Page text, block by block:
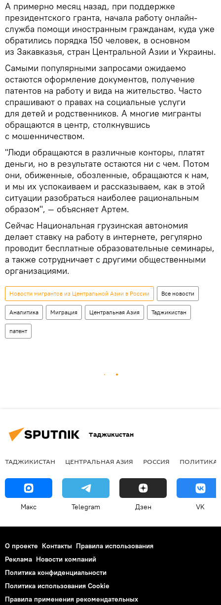
А примерно месяц назад, при поддержке
президентского гранта, начала работу онлайн-
служба помощи иностранным гражданам, куда уже
обратились порядка 150 человек, в основном
из Закавказья, стран Центральной Азии и Украины.
Самыми популярными запросами ожидаемо
остаются оформление документов, получение
патентов на работу и вида на жительство. Часто
спрашивают о правах на социальные услуги
для детей и родственников. А многие мигранты
обращаются в центр, столкнувшись
с мошенничеством.
"Люди обращаются в различные конторы, платят
деньги, но в результате остаются ни с чем. Потом
они, обиженные, обозленные, обращаются к нам,
и мы их успокаиваем и рассказываем, как в этой
ситуации разобраться наиболее рациональным
образом", — объясняет Артем.
Сейчас Национальная грузинская автономия
делает ставку на работу в интернете, регулярно
проводит бесплатные образовательные семинары,
а также сотрудничает с другими общественными
организациями.
Новости мигрантов из Центральной Азии в России Все новости
Аналитика Миграция Центральная Азия Таджикистан
патент
Таджикистан
ТАДЖИКИСТАН ЦЕНТРАЛЬНАЯ АЗИЯ РОССИЯ ПОЛИТИКА
Макс Telegram Дзен VK
О проекте Контакты Правила использования
Реклама Новости компаний
Политика конфиденциальности
Политика использования Cookie
Правила применения рекомендательных